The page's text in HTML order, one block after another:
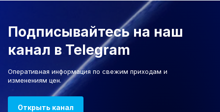
Подписывайтесь на наш
канал в Telegram
Оперативная информация по свежим приходам и
изменениям цен.
Открыть канал